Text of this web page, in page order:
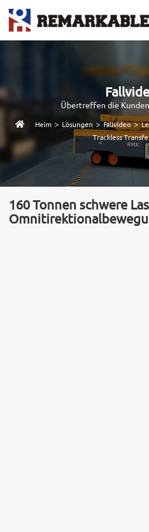
Übertreffen die
Heim > Lösungen > Fallvideo >
Trackless
160 Tonnen schwere